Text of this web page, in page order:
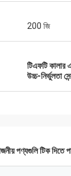
200 জি
টিএফটি কালার
উচ্চ-নির্ভুলতা
পণ্যগুলি টিক দিতে